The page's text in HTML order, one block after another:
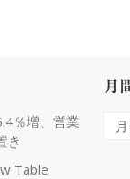
％増、営業
き
Table
月